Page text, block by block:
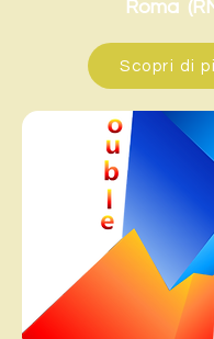
Roma
Scopri di